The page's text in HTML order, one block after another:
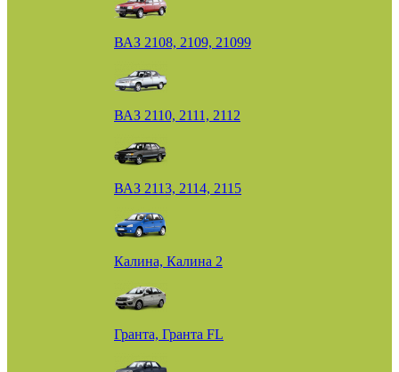
ВАЗ 2108, 2109, 21099
ВАЗ 2110, 2111, 2112
ВАЗ 2113, 2114, 2115
Калина, Калина 2
Гранта, Гранта FL